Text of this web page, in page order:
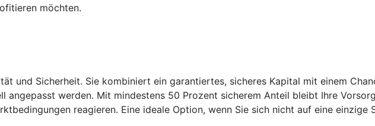
möchten.
und Sicherheit. Sie kombiniert ein garantiertes, sicheres Kapital mit einem
angepasst werden. Mit mindestens 50 Prozent sicherem Anteil bleibt Ihre
reagieren. Eine ideale Option, wenn Sie sich nicht auf eine einzige